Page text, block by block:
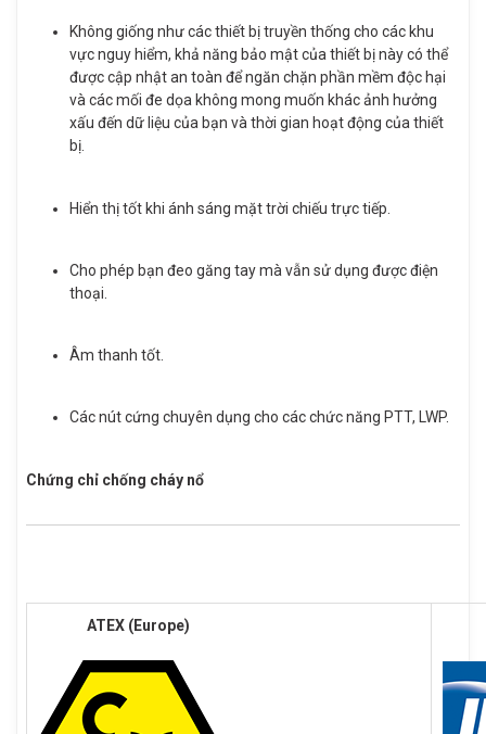
Không giống như các thiết bị truyền thống cho các khu
vực nguy hiểm, khả năng bảo mật của thiết bị này có thể
được cập nhật an toàn để ngăn chặn phần mềm độc hại
và các mối đe dọa không mong muốn khác ảnh hưởng
xấu đến dữ liệu của bạn và thời gian hoạt động của thiết
bị.
Hiển thị tốt khi ánh sáng mặt trời chiếu trực tiếp.
Cho phép bạn đeo găng tay mà vẫn sử dụng được điện
thoại.
Âm thanh tốt.
Các nút cứng chuyên dụng cho các chức năng PTT, LWP.
Chứng chỉ chống cháy nổ
ATEX (Europe)